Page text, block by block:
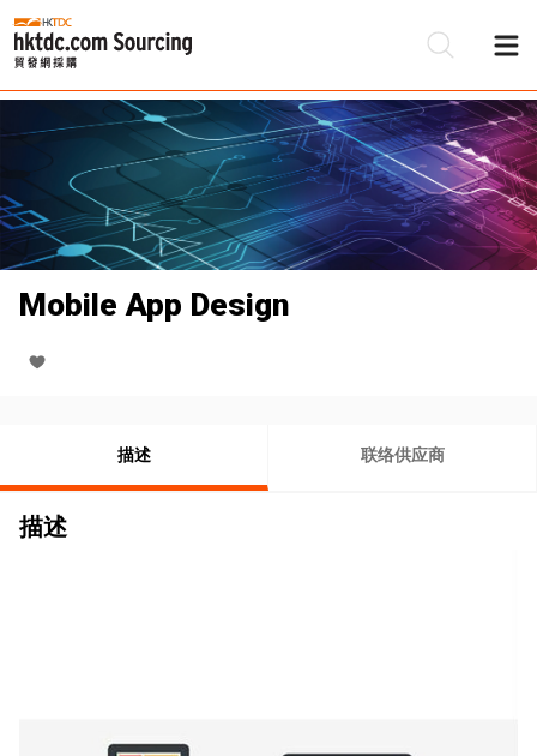
Mobile App Design
描述 联络供应商
描述